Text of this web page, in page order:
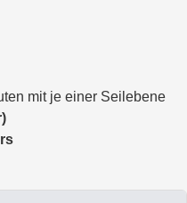
mit je einer Seilebene